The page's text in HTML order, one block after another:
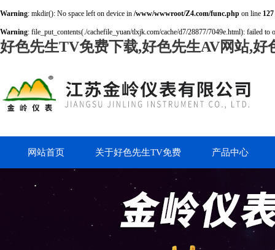
Warning: mkdir(): No space left on device in /www/wwwroot/Z4.com/func.php on line 127
Warning: file_put_contents(./cachefile_yuan/tlxjk.com/cache/d7/28877/7049e.html): failed
好色先生TV免费下载,好色先生AV网站,
网站首页 关于好色先生TV免费
下载
产品中心